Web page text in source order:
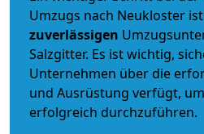
Umzugs nach Neukloster
zuverlässigen
Salzgitter. Es ist wichtig,
Unternehmen über die
und Ausrüstung verfügt,
erfolgreich durchzuführen.